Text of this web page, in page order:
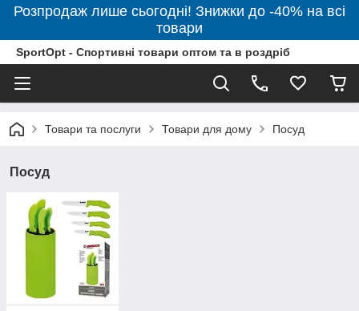
Розпродаж лише сьогодні! Знижки до -40% на всі
товари
SportOpt - Спортивні товари оптом та в роздріб
Товари та послуги Товари для дому Посуд
Посуд